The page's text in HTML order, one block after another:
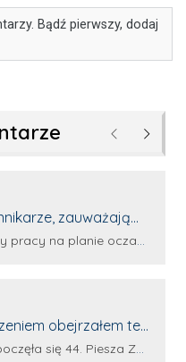
Bądź pierwszy, dodaj
Poprzednie
zauważają
dopiero wkraczają
Pan
komentarza:
na planie oczami młodego filmowca
obejrzałem ten
komentarza:
44. Piesza Zamojsko-Lubaczowska Pielgrzymka na Jasną Górę!